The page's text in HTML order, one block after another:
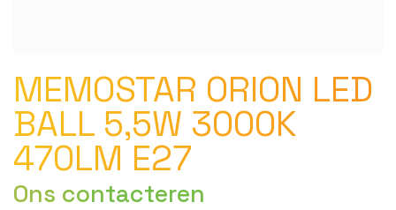
MEMOSTAR ORION LED
BALL 5,5W 3000K
470LM E27
Ons contacteren